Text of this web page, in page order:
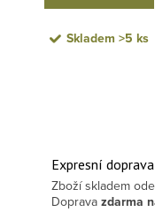
Skladem >5 ks
Expresní doprava
Zboží skladem
Doprava zdarma